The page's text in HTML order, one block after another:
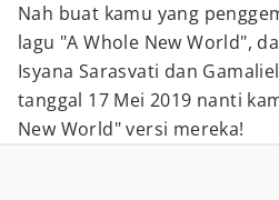
Nah buat kamu yang
lagu "A Whole New World",
Isyana Sarasvati dan
tanggal 17 Mei 2019 nanti
New World" versi mereka!